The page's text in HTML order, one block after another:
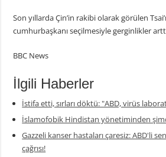
Son yıllarda Çin’in rakibi olarak görülen
cumhurbaşkanı seçilmesiyle gerginlikler
BBC News
İlgili Haberler
İstifa etti, sırları döktü: "ABD, virüs
İslamofobik Hindistan yönetiminden
Gazzeli kanser hastaları çaresiz: ABD'li
çağrısı!